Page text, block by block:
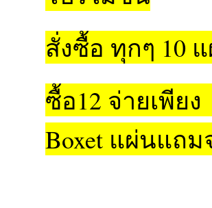
สั่งซื้อ ทุกๆ 10
ซื้อ12 จ่ายเพีย
Boxet แผ่นแถ